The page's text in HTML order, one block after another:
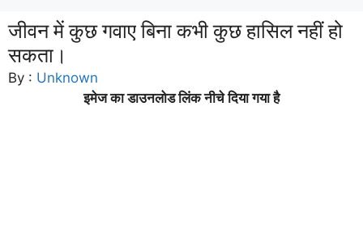
जीवन में कुछ गवाए बिना कभी कुछ हासिल नहीं हो
सकता।
By : Unknown
इमेज का डाउनलोड लिंक नीचे दिया गया है